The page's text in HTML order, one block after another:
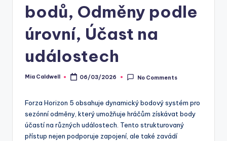
bodů, Odměny podle
úrovní, Účast na
událostech
Posted
Mia Caldwell 06/03/2026 No Comments
Forza Horizon 5 obsahuje dynamický bodový systém pro
sezónní odměny, který umožňuje hráčům získávat body
účastí na různých událostech. Tento strukturovaný
přístup nejen podporuje zapojení, ale také zavádí